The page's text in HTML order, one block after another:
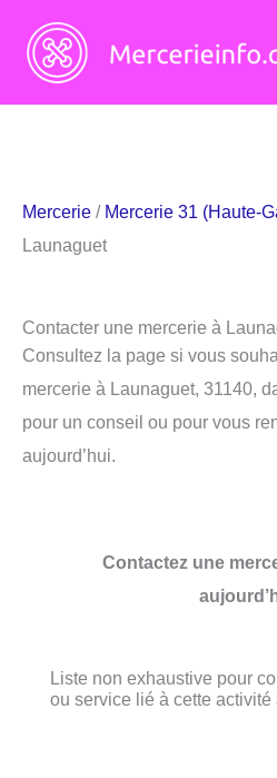
contenu
Mercerie / Mercerie 31 (Haute-
Launaguet
Contacter une mercerie à
Consultez la page si vous
mercerie à Launaguet, 31140,
pour un conseil ou pour vous
aujourd’hui.
Contactez une
Liste non exhaustive pour
ou service lié à cette activité